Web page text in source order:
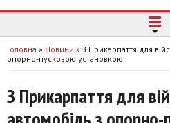
Головна » Новини » З Прикарпаття для
опорно-пусковою установкою
З Прикарпаття для